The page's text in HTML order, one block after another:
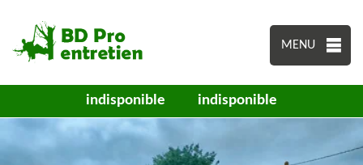
MENU
indisponible indisponible